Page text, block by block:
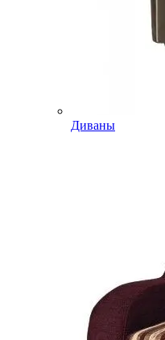
Диваны